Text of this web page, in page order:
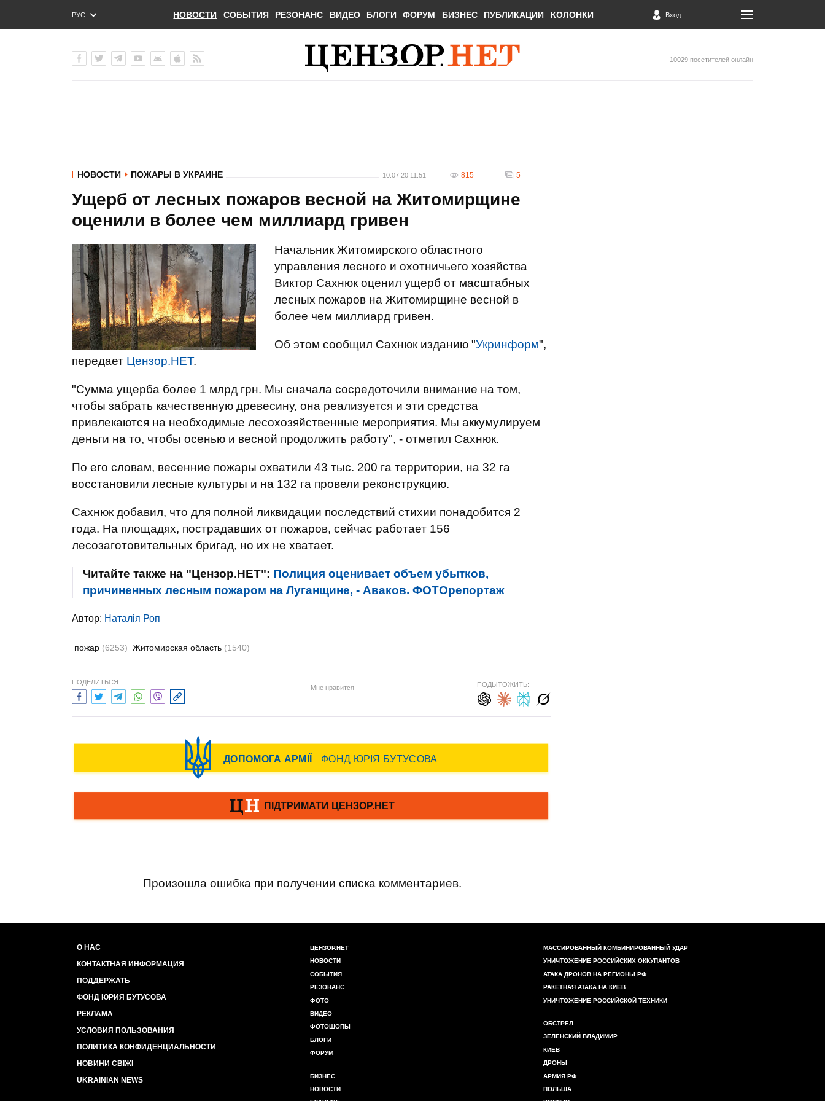
РУС
ENG
НОВОСТИ СОБЫТИЯ РЕЗОНАНС ВИДЕО БЛОГИ ФОРУМ БИЗНЕС ПУБЛИКАЦИИ КОЛОНКИ Вход
10029 посетителей онлайн
НОВОСТИ ПОЖАРЫ В УКРАИНЕ 10.07.20 11:51 815 5
Ущерб от лесных пожаров весной на Житомирщине
оценили в более чем миллиард гривен
Начальник Житомирского областного
управления лесного и охотничьего хозяйства
Виктор Сахнюк оценил ущерб от масштабных
лесных пожаров на Житомирщине весной в
более чем миллиард гривен.
Об этом сообщил Сахнюк изданию "Укринформ",
передает Цензор.НЕТ.
"Сумма ущерба более 1 млрд грн. Мы сначала сосредоточили внимание на том,
чтобы забрать качественную древесину, она реализуется и эти средства
привлекаются на необходимые лесохозяйственные мероприятия. Мы аккумулируем
деньги на то, чтобы осенью и весной продолжить работу", - отметил Сахнюк.
По его словам, весенние пожары охватили 43 тыс. 200 га территории, на 32 га
восстановили лесные культуры и на 132 га провели реконструкцию.
Сахнюк добавил, что для полной ликвидации последствий стихии понадобится 2
года. На площадях, пострадавших от пожаров, сейчас работает 156
лесозаготовительных бригад, но их не хватает.
Читайте также на "Цензор.НЕТ": Полиция оценивает объем убытков,
причиненных лесным пожаром на Луганщине, - Аваков. ФОТОрепортаж
Автор: Наталія Роп
пожар (6253) Житомирская область (1540)
ПОДЕЛИТЬСЯ:
Мне нравится ПОДЫТОЖИТЬ:
Произошла ошибка при получении списка комментариев.
О НАС
КОНТАКТНАЯ ИНФОРМАЦИЯ
ПОДДЕРЖАТЬ
ФОНД ЮРИЯ БУТУСОВА
РЕКЛАМА
УСЛОВИЯ ПОЛЬЗОВАНИЯ
ПОЛИТИКА КОНФИДЕНЦИАЛЬНОСТИ
НОВИНИ СВІЖІ
UKRAINIAN NEWS
ЦЕНЗОР.НЕТ
НОВОСТИ
СОБЫТИЯ
РЕЗОНАНС
ФОТО
ВИДЕО
ФОТОШОПЫ
БЛОГИ
ФОРУМ
БИЗНЕС
НОВОСТИ
МАССИРОВАННЫЙ КОМБИНИРОВАННЫЙ УДАР
УНИЧТОЖЕНИЕ РОССИЙСКИХ ОККУПАНТОВ
АТАКА ДРОНОВ НА РЕГИОНЫ РФ
РАКЕТНАЯ АТАКА НА КИЕВ
УНИЧТОЖЕНИЕ РОССИЙСКОЙ ТЕХНИКИ
ОБСТРЕЛ
ЗЕЛЕНСКИЙ ВЛАДИМИР
КИЕВ
ДРОНЫ
АРМИЯ РФ
ПОЛЬША